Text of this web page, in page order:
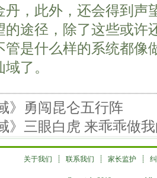
丹，此外，还会得到声
的途径，除了这些或许
管是什么样的系统都像
了。
》勇闯昆仑五行阵
》三眼白虎 来乖乖做
关于我们 ┊ 联系我们 ┊ 家长监护 ┊